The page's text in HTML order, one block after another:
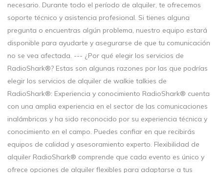
necesario. Durante todo el período de alquiler, te ofrecemos
soporte técnico y asistencia profesional. Si tienes alguna
pregunta o encuentras algún problema, nuestro equipo estará
disponible para ayudarte y asegurarse de que tu comunicación
no se vea afectada. --- ¿Por qué elegir los servicios de
RadioShark®? Estas son algunas razones por las que podrías
elegir los servicios de alquiler de walkie talkies de
RadioShark®: Experiencia y conocimiento RadioShark® cuenta
con una amplia experiencia en el sector de las comunicaciones
inalámbricas y ha sido reconocido por su experiencia técnica y
conocimiento en el campo. Puedes confiar en que recibirás
equipos de calidad y asesoramiento experto. Flexibilidad de
alquiler RadioShark® comprende que cada evento es único y
ofrece opciones de alquiler flexibles para adaptarse a tus